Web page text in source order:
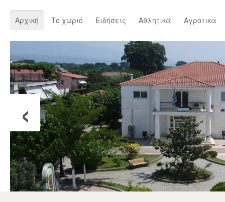
Αρχική Το χωριό Ειδήσεις Αθλητικά Αγροτικά
‹